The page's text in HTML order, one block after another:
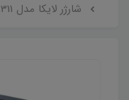
شارژر لایکا مدل GKL311